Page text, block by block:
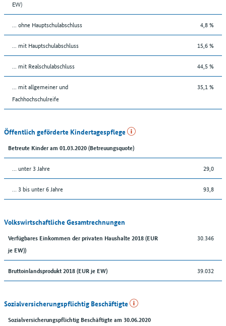
EW)
... ohne Hauptschulabschluss 4,8 %
... mit Hauptschulabschluss 15,6 %
... mit Realschulabschluss 44,5 %
... mit allgemeiner und
Fachhochschulreife
35,1 %
Öffentlich geförderte Kindertagespflege
Betreute Kinder am 01.03.2020 (Betreuungsquote)
… unter 3 Jahre 29,0
… 3 bis unter 6 Jahre 93,8
Volkswirtschaftliche Gesamtrechnungen
Verfügbares Einkommen der privaten Haushalte 2018 (EUR
je EW))
30.346
Bruttoinlandsprodukt 2018 (EUR je EW) 39.032
Sozialversicherungspflichtig Beschäftigte
Sozialversicherungspflichtig Beschäftigte am 30.06.2020